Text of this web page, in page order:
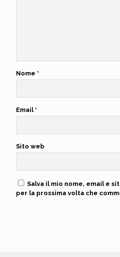
Nome *
Email *
Sito web
Salva il mio nome, email e
per la prossima volta che